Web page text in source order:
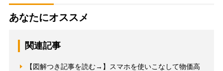
あなたにオススメ
関連記事
【図解つき記事を読む→】スマホを使いこなして物価高